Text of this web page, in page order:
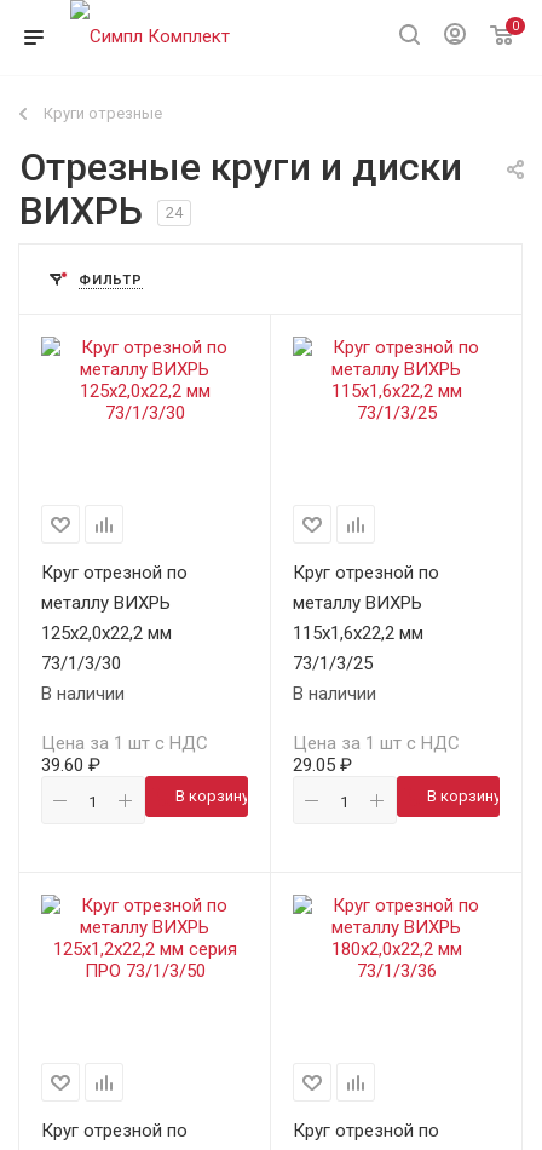
0
Круги отрезные
Отрезные круги и диски
ВИХРЬ
24
ФИЛЬТР
Круг отрезной по
металлу ВИХРЬ
125х2,0х22,2 мм
73/1/3/30
В наличии
Цена за 1 шт с НДС
39.60 ₽
В корзину
Круг отрезной по
металлу ВИХРЬ
115х1,6х22,2 мм
73/1/3/25
В наличии
Цена за 1 шт с НДС
29.05 ₽
В корзину
Круг отрезной по
Круг отрезной по